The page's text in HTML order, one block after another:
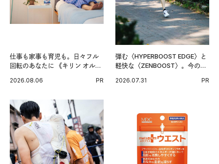
仕事も家事も育児も。日々フル
回転のあなたに 《キリン オルニ
2026.08.06 PR
弾む〈HYPERBOOST EDGE〉と
軽快な〈ZENBOOST〉。今の時
出した新機軸。
2026.07.31 PR